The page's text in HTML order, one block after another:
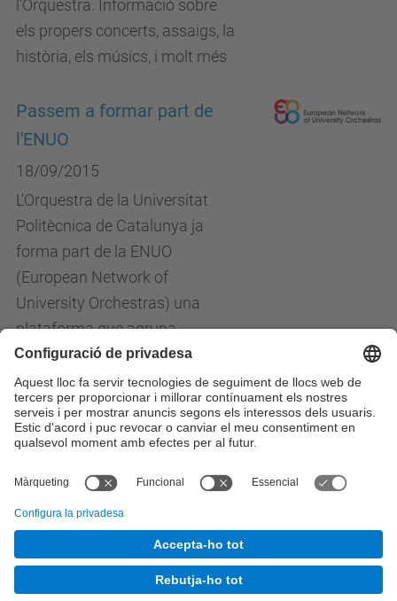
l'Orquestra. Informació sobre
els propers concerts, assaigs, la
història, els músics, i molt més
Passem a formar part de
l'ENUO
18/09/2015
L'Orquestra de la Universitat
Politècnica de Catalunya ja
forma part de la ENUO
(European Network of
University Orchestras) una
plataforma que agrupa
formacions musicals
universitàries d'arreu d'Europa.
Totes les notícies
© UPCOrquestra de la Universitat Politècnica de